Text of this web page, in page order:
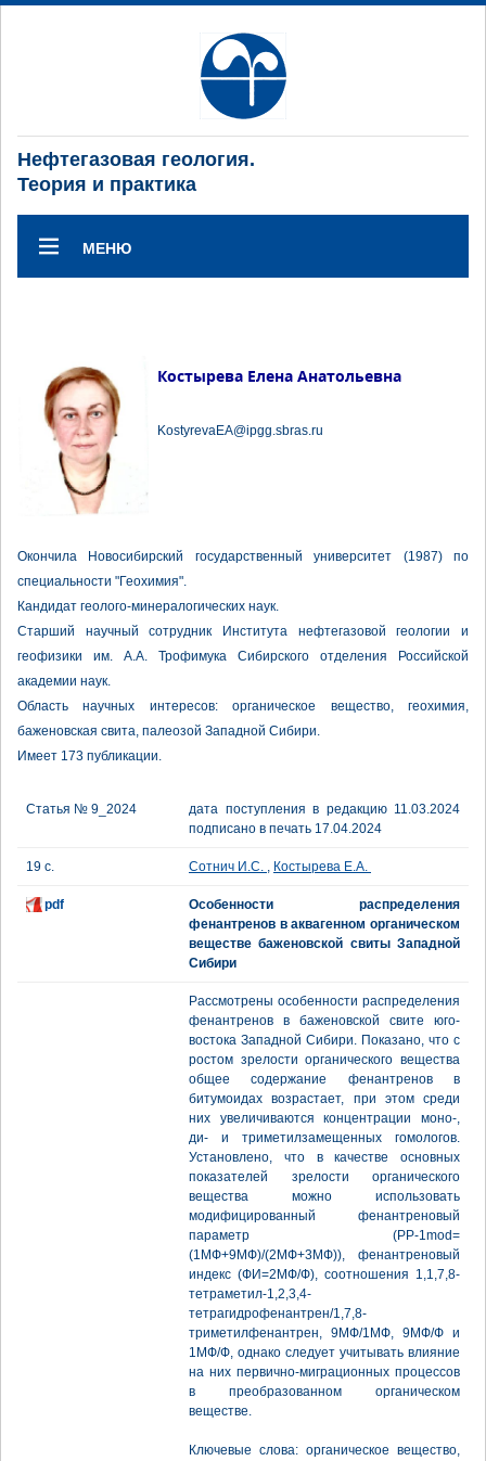
Нефтегазовая геология.
Теория и практика
МЕНЮ
Костырева Елена Анатольевна
KostyrevaEA@ipgg.sbras.ru
Окончила Новосибирский государственный университет (1987) по
специальности "Геохимия".
Кандидат геолого-минералогических наук.
Старший научный сотрудник Института нефтегазовой геологии и
геофизики им. А.А. Трофимука Сибирского отделения Российской
академии наук.
Область научных интересов: органическое вещество, геохимия,
баженовская свита, палеозой Западной Сибири.
Имеет 173 публикации.
Статья № 9_2024
дата поступления в редакцию 11.03.2024
подписано в печать 17.04.2024
19 с. Сотнич И.С. , Костырева Е.А.
pdf
Особенности распределения
фенантренов в аквагенном органическом
веществе баженовской свиты Западной
Сибири
Рассмотрены особенности распределения
фенантренов в баженовской свите юго-
востока Западной Сибири. Показано, что с
ростом зрелости органического вещества
общее содержание фенантренов в
битумоидах возрастает, при этом среди
них увеличиваются концентрации моно-,
ди- и триметилзамещенных гомологов.
Установлено, что в качестве основных
показателей зрелости органического
вещества можно использовать
модифицированный фенантреновый
параметр (PP-1mod=
(1МФ+9МФ)/(2МФ+3МФ)), фенантреновый
индекс (ФИ=2МФ/Ф), соотношения 1,1,7,8-
тетраметил-1,2,3,4-
тетрагидрофенантрен/1,7,8-
триметилфенантрен, 9МФ/1МФ, 9МФ/Ф и
1МФ/Ф, однако следует учитывать влияние
на них первично-миграционных процессов
в преобразованном органическом
веществе.
Ключевые слова: органическое вещество,